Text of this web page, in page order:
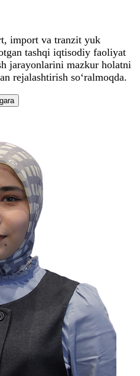
import va tranzit yuk
tashqi iqtisodiy faoliyat
jarayonlarini mazkur holatni
rejalashtirish so‘ralmoqda.